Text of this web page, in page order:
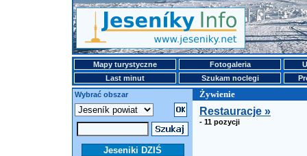
Mapy turystyczne Fotogaleria
Last minut
Szukam noclegi
Wybrać obszar
Żywienie
Jeseniki DZIŚ
Restauracje »
- 11 pozycji